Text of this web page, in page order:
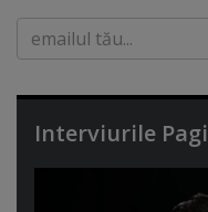
Interviurile